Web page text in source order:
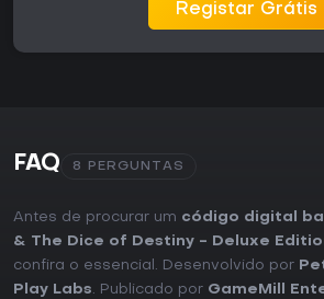
Registar Grátis
FAQ 8 PERGUNTAS
Antes de procurar um código digital
& The Dice of Destiny - Deluxe
confira o essencial. Desenvolvido por
Play Labs. Publicado por GameMill